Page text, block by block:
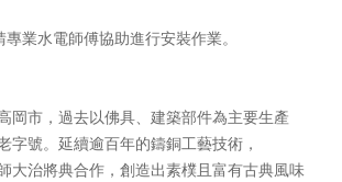
業水電師傅協助進行安裝作業。
岡市，過去以佛具、建築部件為主要生產
字號。延續逾百年的鑄銅工藝技術，
大治將典合作，創造出素樸且富有古典風味